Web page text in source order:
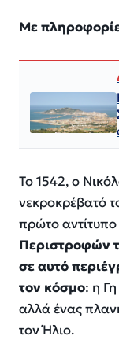
Με
Το 1542, ο
νεκροκρέβατό
πρώτο αντίτυπο
Περιστροφών
σε αυτό
τον κόσμο: η
αλλά ένας
τον Ήλιο.